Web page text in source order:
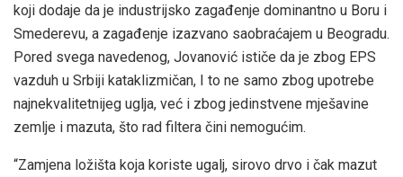
koji dodaje da je industrijsko zagađenje dominantno u Boru i
Smederevu, a zagađenje izazvano saobraćajem u Beogradu.
Pored svega navedenog, Jovanović ističe da je zbog EPS
vazduh u Srbiji kataklizmičan, I to ne samo zbog upotrebe
najnekvalitetnijeg uglja, već i zbog jedinstvene mješavine
zemlje i mazuta, što rad filtera čini nemogućim.
“Zamjena ložišta koja koriste ugalj, sirovo drvo i čak mazut